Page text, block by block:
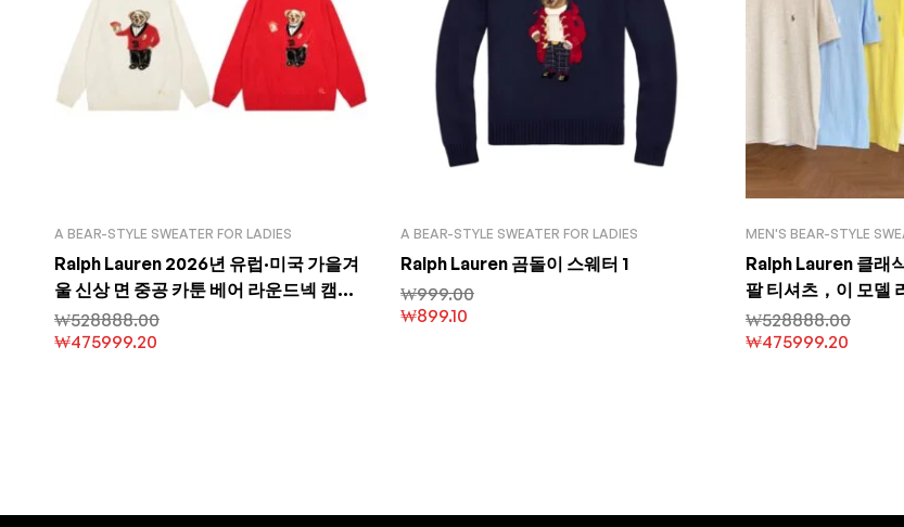
A BEAR-STYLE SWEATER FOR LADIES
Ralph Lauren 2026년 유럽·미국 가을겨
울 신상 면 중공 카툰 베어 라운드넥 캠퍼
스 스타일 동안 효과 다용도 매치 여성용
니트
₩528888.00
₩475999.20
A BEAR-STYLE SWEATER FOR LADIES
Ralph Lauren 곰돌이 스웨터 1
₩999.00
₩899.10
MEN'S BEAR-STYLE
Ralph Lauren 클래
팔 티셔츠，이 모델
드러운 저지 니트 원
₩528888.00
₩475999.20